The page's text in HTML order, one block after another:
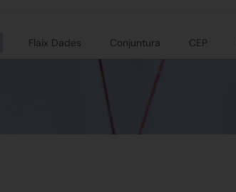
Flaix Dades Conjuntura CEP